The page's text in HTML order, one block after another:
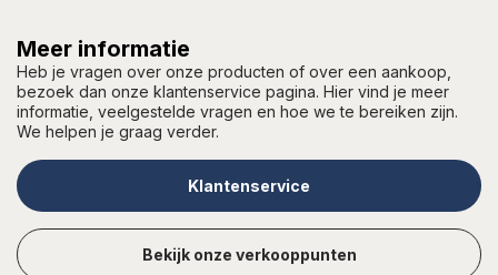
Meer informatie
Heb je vragen over onze producten of over een aankoop,
bezoek dan onze klantenservice pagina. Hier vind je meer
informatie, veelgestelde vragen en hoe we te bereiken zijn.
We helpen je graag verder.
Klantenservice
Bekijk onze verkooppunten